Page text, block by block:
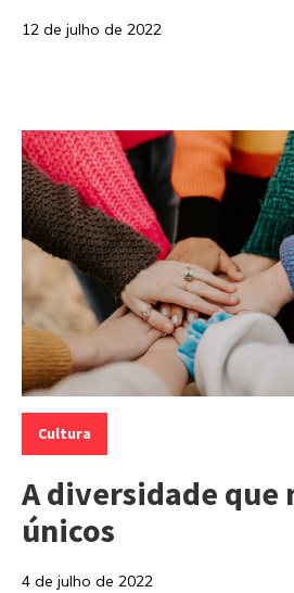
12 de julho de 2022
Categorias:
Cultura
A diversidade que
únicos
4 de julho de 2022